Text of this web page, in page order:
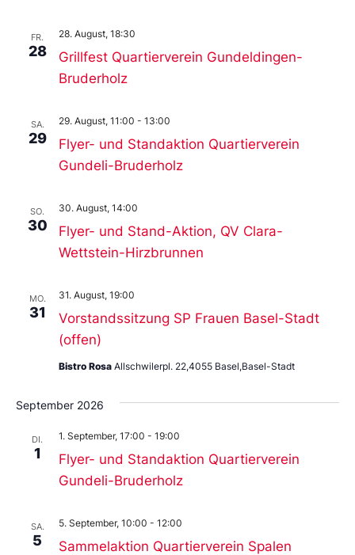
FR.
28
Grillfest Quartierverein Gundeldingen-
Bruderholz
28. August, 18:30
SA.
29
Flyer- und Standaktion Quartierverein
Gundeli-Bruderholz
29. August, 11:00 - 13:00
SO.
30
Flyer- und Stand-Aktion, QV Clara-
Wettstein-Hirzbrunnen
30. August, 14:00
MO.
31
Vorstandssitzung SP Frauen Basel-Stadt
(offen)
31. August, 19:00
Bistro Rosa Allschwilerpl. 22,4055 Basel,Basel-Stadt
September 2026
DI.
1
Flyer- und Standaktion Quartierverein
Gundeli-Bruderholz
1. September, 17:00 - 19:00
SA.
5 Sammelaktion Quartierverein Spalen
5. September, 10:00 - 12:00